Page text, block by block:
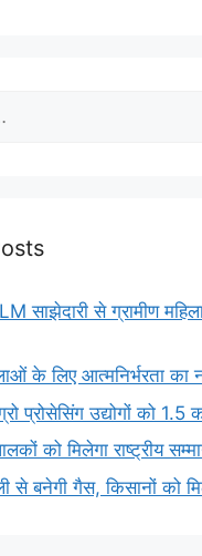
साझेदारी से ग्रामीण
के लिए आत्मनिर्भरता का
प्रोसेसिंग उद्योगों को
को मिलेगा राष्ट्रीय
से बनेगी गैस, किसानों को